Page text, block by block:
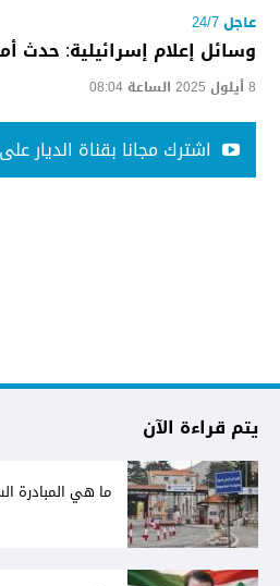
عاجل 24/7
وسائل إعلام إسرائيلية: حدث
8 أيلول 2025 الساعة 08:04
اشترك مجانا بقناة الديار
يتم قراءة الآن
ما هي المبادرة